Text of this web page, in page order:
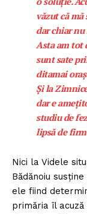
văzut că mă
dar chiar
Asta am tot
sunt sate
ditamai
Și la
dar e
studiu de
lipsă de
Nici la Videle
Bădănoiu
ele fiind
primăria îl